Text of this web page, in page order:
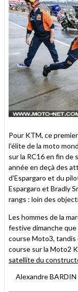
Pour KTM, ce
l'élite de la moto
sur la RC16 en fin de
année en deçà des
d'Espargaro et du
Espargaro et Bradly
rangs : loin des
Les hommes de la
festive dimanche
course Moto3, tandis
course sur la Moto2
satellite du
Alexandre